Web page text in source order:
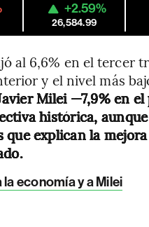
+2.59%
26,584.99
al 6,6% en el tercer
y el nivel más
Milei —7,9% en
histórica,
explican la
economía y a Milei